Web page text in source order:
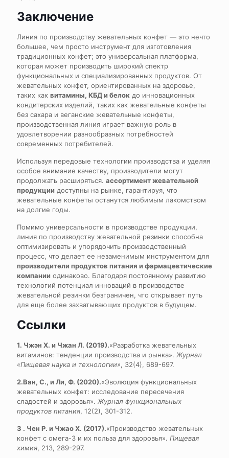
Заключение
Линия по производству жевательных конфет — это нечто
большее, чем просто инструмент для изготовления
традиционных конфет; это универсальная платформа,
которая может производить широкий спектр
функциональных и специализированных продуктов. От
жевательных конфет, ориентированных на здоровье,
таких как витамины, КБД и белок до инновационных
кондитерских изделий, таких как жевательные конфеты
без сахара и веганские жевательные конфеты,
производственная линия играет важную роль в
удовлетворении разнообразных потребностей
современных потребителей.
Используя передовые технологии производства и уделяя
особое внимание качеству, производители могут
продолжать расширяться. ассортимент жевательной
продукции доступны на рынке, гарантируя, что
жевательные конфеты останутся любимым лакомством
на долгие годы.
Помимо универсальности в производстве продукции,
линия по производству жевательной резинки способна
оптимизировать и упорядочить производственный
процесс, что делает ее незаменимым инструментом для
производители продуктов питания и фармацевтические
компании одинаково. Благодаря постоянному развитию
технологий потенциал инноваций в производстве
жевательной резинки безграничен, что открывает путь
для еще более захватывающих продуктов в будущем.
Ссылки
1. Чжэн Х. и Чжан Л. (2019).«Разработка жевательных
витаминов: тенденции производства и рынка». Журнал
«Пищевая наука и технологии», 32(4), 689-697.
2.Ван, С., и Ли, Ф. (2020).«Эволюция функциональных
жевательных конфет: исследование пересечения
сладостей и здоровья». Журнал функциональных
продуктов питания, 12(2), 301-312.
3 . Чен Р. и Чжао X. (2017).«Производство жевательных
конфет с омега-3 и их польза для здоровья». Пищевая
химия, 213, 289-297.